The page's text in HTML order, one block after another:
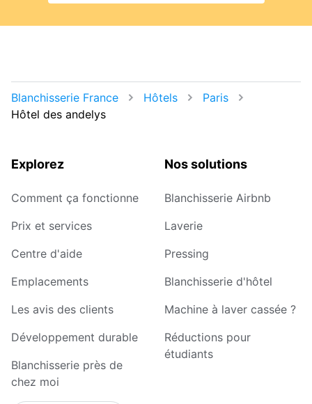
Blanchisserie France Hôtels
Paris
Hôtel des andelys
Explorez
Comment ça fonctionne
Prix et services
Centre d'aide
Emplacements
Les avis des clients
Développement durable
Blanchisserie près de
chez moi
Nos solutions
Blanchisserie Airbnb
Laverie
Pressing
Blanchisserie d'hôtel
Machine à laver cassée ?
Réductions pour
étudiants